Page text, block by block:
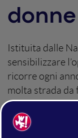
donne
Istituita dalle
sensibilizzare
ricorre ogni
molta strada da
donne in un
violenza.